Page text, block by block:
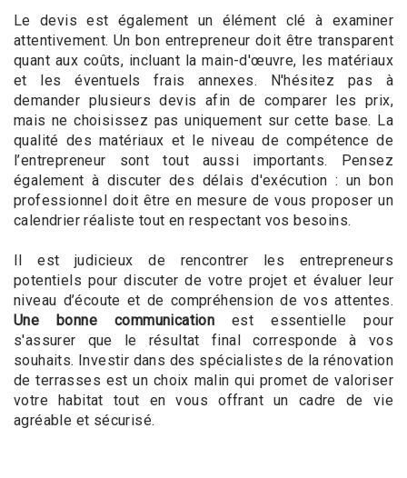
Le devis est également un élément clé à examiner
attentivement. Un bon entrepreneur doit être transparent
quant aux coûts, incluant la main-d'œuvre, les matériaux
et les éventuels frais annexes. N'hésitez pas à
demander plusieurs devis afin de comparer les prix,
mais ne choisissez pas uniquement sur cette base. La
qualité des matériaux et le niveau de compétence de
l’entrepreneur sont tout aussi importants. Pensez
également à discuter des délais d'exécution : un bon
professionnel doit être en mesure de vous proposer un
calendrier réaliste tout en respectant vos besoins.
Il est judicieux de rencontrer les entrepreneurs
potentiels pour discuter de votre projet et évaluer leur
niveau d’écoute et de compréhension de vos attentes.
Une bonne communication est essentielle pour
s'assurer que le résultat final corresponde à vos
souhaits. Investir dans des spécialistes de la rénovation
de terrasses est un choix malin qui promet de valoriser
votre habitat tout en vous offrant un cadre de vie
agréable et sécurisé.